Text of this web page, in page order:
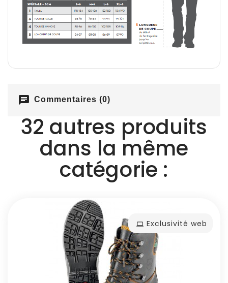
chat Commentaires (0)
32 autres produits
dans la même
catégorie :
Exclusivité web